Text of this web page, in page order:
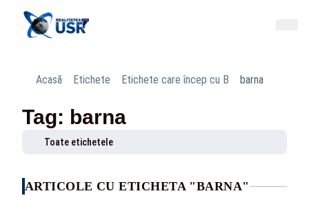
Acasă Etichete Etichete care încep cu B barna
Tag: barna
Toate etichetele
ARTICOLE CU ETICHETA "BARNA"